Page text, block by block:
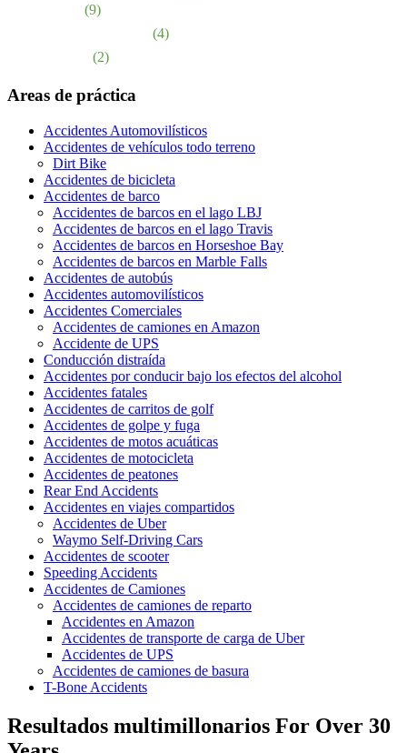
(9)
(4)
(2)
Areas de práctica
Accidentes Automovilísticos
Accidentes de vehículos todo terreno
Dirt Bike
Accidentes de bicicleta
Accidentes de barco
Accidentes de barcos en el lago LBJ
Accidentes de barcos en el lago Travis
Accidentes de barcos en Horseshoe Bay
Accidentes de barcos en Marble Falls
Accidentes de autobús
Accidentes automovilísticos
Accidentes Comerciales
Accidentes de camiones en Amazon
Accidente de UPS
Conducción distraída
Accidentes por conducir bajo los efectos del alcohol
Accidentes fatales
Accidentes de carritos de golf
Accidentes de golpe y fuga
Accidentes de motos acuáticas
Accidentes de motocicleta
Accidentes de peatones
Rear End Accidents
Accidentes en viajes compartidos
Accidentes de Uber
Waymo Self-Driving Cars
Accidentes de scooter
Speeding Accidents
Accidentes de Camiones
Accidentes de camiones de reparto
Accidentes en Amazon
Accidentes de transporte de carga de Uber
Accidentes de UPS
Accidentes de camiones de basura
T-Bone Accidents
Resultados multimillonarios For Over 30